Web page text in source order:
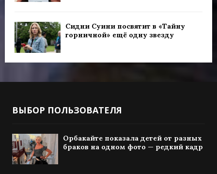
Сидни Суини посвятит в «Тайну
горничной» ещё одну звезду
ВЫБОР ПОЛЬЗОВАТЕЛЯ
Орбакайте показала детей от разных
браков на одном фото — редкий кадр